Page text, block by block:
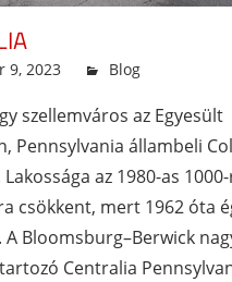
9, 2023 admin
Blog
szellemváros az Egyesült
Pennsylvania állambeli
az 1980-as
csökkent, mert 1962 óta
A Bloomsburg–Berwick
Centralia